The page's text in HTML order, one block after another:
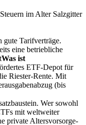
Tarifverträge.
eine betriebliche
Was ist
ETF-Depot für
Riester-Rente. Mit
(bis
Wer sowohl
mit weltweiter
private Altersvorsorge-